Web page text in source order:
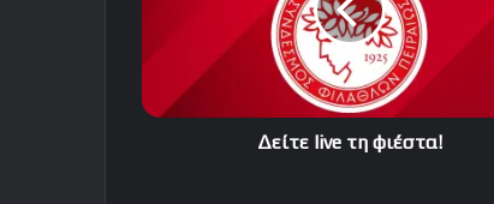
Δείτε live τη φιέστα!